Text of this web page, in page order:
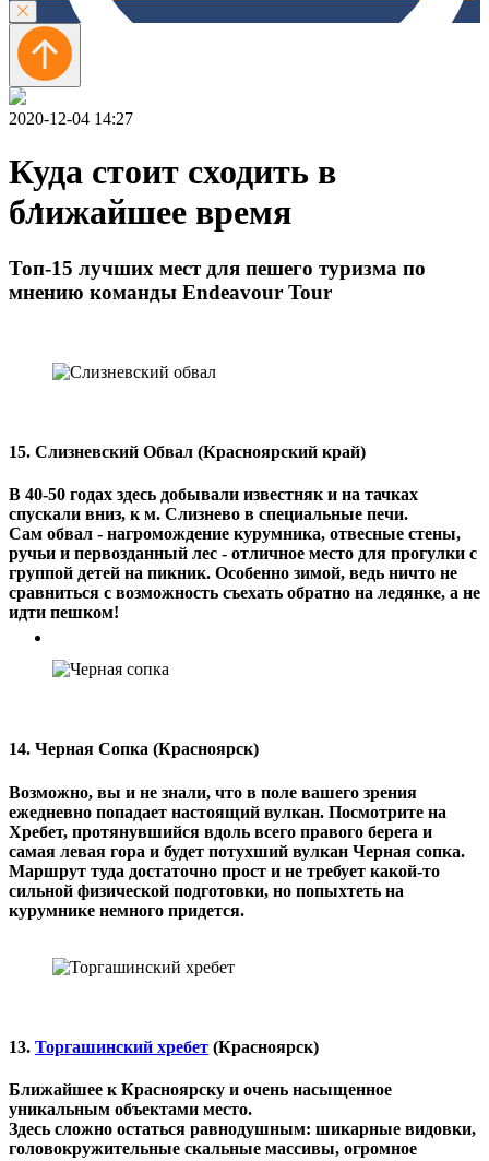
2020-12-04 14:27
Куда стоит сходить в
ближайшее время
Топ-15 лучших мест для пешего туризма по
мнению команды Endeavour Tour
15. Слизневский Обвал (Красноярский край)
В 40-50 годах здесь добывали известняк и на тачках
спускали вниз, к м. Слизнево в специальные печи.
Сам обвал - нагромождение курумника, отвесные стены,
ручьи и первозданный лес - отличное место для прогулки с
группой детей на пикник. Особенно зимой, ведь ничто не
сравниться с возможность съехать обратно на ледянке, а не
идти пешком!
14. Черная Сопка (Красноярск)
Возможно, вы и не знали, что в поле вашего зрения
ежедневно попадает настоящий вулкан. Посмотрите на
Хребет, протянувшийся вдоль всего правого берега и
самая левая гора и будет потухший вулкан Черная сопка.
Маршрут туда достаточно прост и не требует какой-то
сильной физической подготовки, но попыхтеть на
курумнике немного придется.
13. Торгашинский хребет (Красноярск)
Ближайшее к Красноярску и очень насыщенное
уникальным объектами место.
Здесь сложно остаться равнодушным: шикарные видовки,
головокружительные скальные массивы, огромное